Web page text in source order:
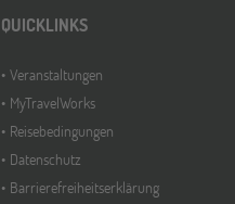
QUICKLINKS
Veranstaltungen
MyTravelWorks
Reisebedingungen
Datenschutz
Barrierefreiheitserklärung